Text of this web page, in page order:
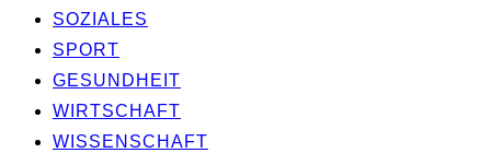
SOZIA­LES
SPORT
GESUND­HEIT
WIRT­SCHAFT
WIS­SEN­SCHAFT